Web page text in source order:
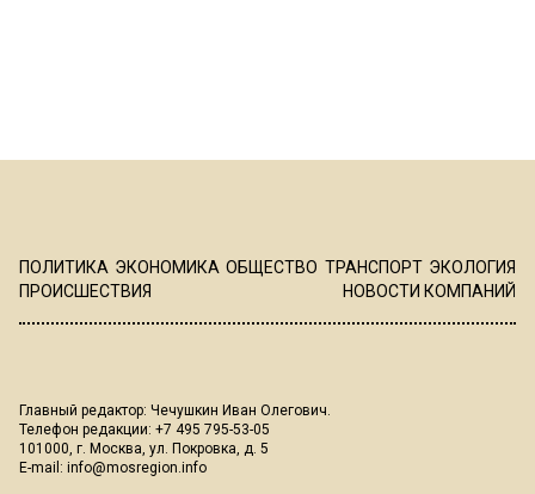
ПОЛИТИКА ЭКОНОМИКА ОБЩЕСТВО ТРАНСПОРТ ЭКОЛОГИЯ
ПРОИСШЕСТВИЯ
НОВОСТИ КОМПАНИЙ
Главный редактор: Чечушкин Иван Олегович.
Телефон редакции: +7 495 795-53-05
101000, г. Москва, ул. Покровка, д. 5
E-mail: info@mosregion.info